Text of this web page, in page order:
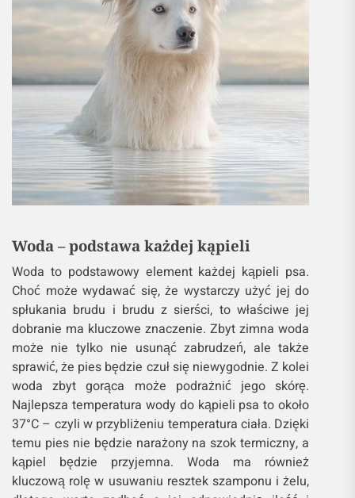
Woda – podstawa każdej kąpieli
Woda to podstawowy element każdej kąpieli psa.
Choć może wydawać się, że wystarczy użyć jej do
spłukania brudu i brudu z sierści, to właściwe jej
dobranie ma kluczowe znaczenie. Zbyt zimna woda
może nie tylko nie usunąć zabrudzeń, ale także
sprawić, że pies będzie czuł się niewygodnie. Z kolei
woda zbyt gorąca może podrażnić jego skórę.
Najlepsza temperatura wody do kąpieli psa to około
37°C – czyli w przybliżeniu temperatura ciała. Dzięki
temu pies nie będzie narażony na szok termiczny, a
kąpiel będzie przyjemna. Woda ma również
kluczową rolę w usuwaniu resztek szamponu i żelu,